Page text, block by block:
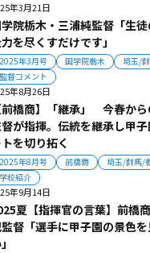
年3月21日
院栃木・三浦純監督「生
を尽くすだけです」
2025年3月号 国学院栃木
埼玉/
監督コメント
年8月26日
前橋商】「継承」 今春か
が指揮。伝統を継承し甲
を切り拓く
2025年8月号 前橋商
埼玉/群馬/
学校紹介
年9月14日
夏【指揮官の言葉】前橋
督「選手に甲子園の景色